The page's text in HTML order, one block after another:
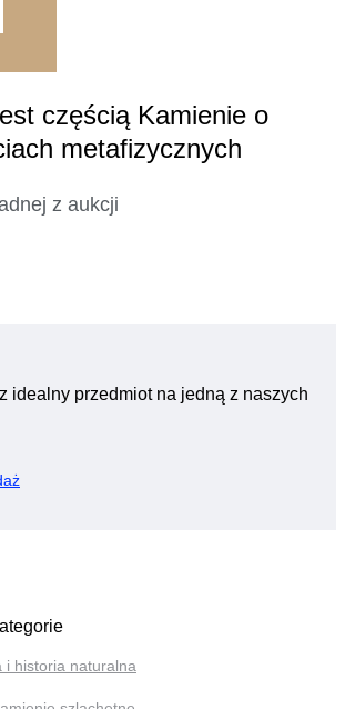
częścią Kamienie o
metafizycznych
z aukcji
idealny przedmiot na jedną z naszych
i historia naturalna